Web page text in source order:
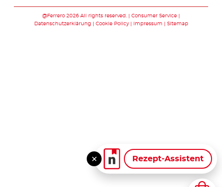
Rezept-Assistent
@Ferrero 2026 All rights reserved.
Consumer Service
Datenschutzerklärung
Cookie Policy Impressum Sitemap